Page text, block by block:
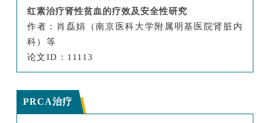
红素治疗肾性贫血的疗效及安全性研究
作者：肖磊娟（南京医科大学附属明基医院肾脏内
科）等
论文ID：11113
PRCA治疗